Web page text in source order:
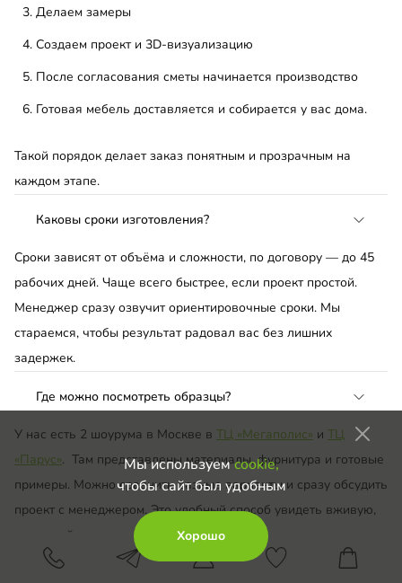
Делаем замеры
Создаем проект и 3D-визуализацию
После согласования сметы начинается производство
Готовая мебель доставляется и собирается у вас дома.
Такой порядок делает заказ понятным и прозрачным на
каждом этапе.
Каковы сроки изготовления?
Сроки зависят от объёма и сложности, по договору — до 45
рабочих дней. Чаще всего быстрее, если проект простой.
Менеджер сразу озвучит ориентировочные сроки. Мы
стараемся, чтобы результат радовал вас без лишних
задержек.
Где можно посмотреть образцы?
У нас есть 2 шоурума в Москве в ТЦ «Мегаполис» и ТЦ
«Парус». Там представлены материалы, фурнитура и готовые
примеры. Можно сравнить разные варианты и сразу обсудить
проект с менеджером. Это удобный способ увидеть вживую,
что подойдет именно вам.
Мы используемcookie,
чтобы сайт был удобным
Хорошо